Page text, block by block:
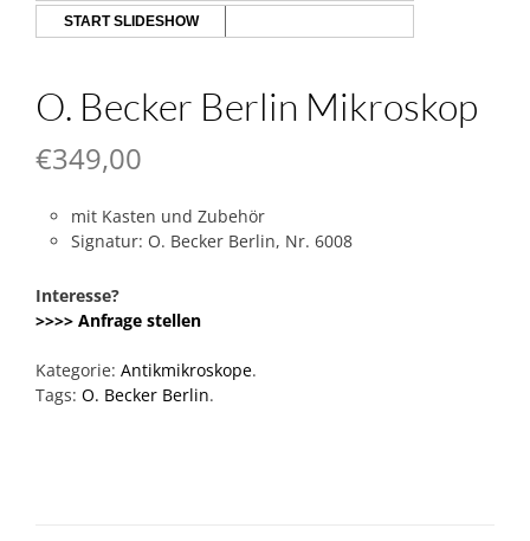
START SLIDESHOW
O. Becker Berlin Mikroskop
€349,00
mit Kasten und Zubehör
Signatur: O. Becker Berlin, Nr. 6008
Interesse?
>>>> Anfrage stellen
Kategorie: Antikmikroskope.
Tags: O. Becker Berlin.